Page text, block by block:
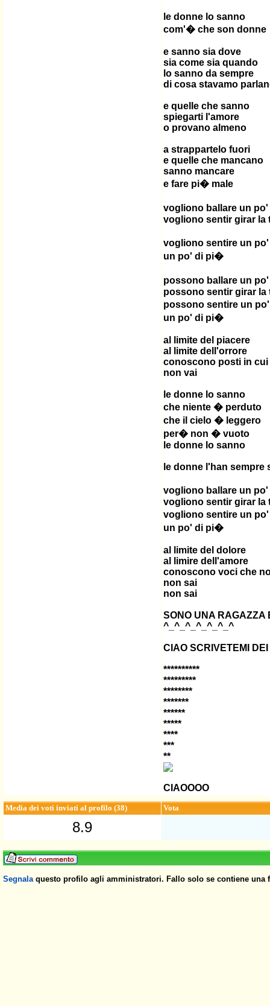
le donne lo sanno
com'� che son donne
e sanno sia dove
sia come sia quando
lo sanno da sempre
di cosa stavamo
e quelle che sanno
spiegarti l'amore
o provano almeno
a strappartelo fuori
e quelle che mancano
sanno mancare
e fare pi� male
vogliono ballare un
vogliono sentir girar la
vogliono sentire un
un po' di pi�
possono ballare un
possono sentir girar la
possono sentire un
un po' di pi�
al limite del piacere
al limite dell'orrore
conoscono posti in cui
non vai
le donne lo sanno
che niente � perduto
che il cielo � leggero
per� non � vuoto
le donne lo sanno
le donne l'han sempre
vogliono ballare un
vogliono sentir girar la
vogliono sentire un
un po' di pi�
al limite del dolore
al limire dell'amore
conoscono voci che
non sai
non sai
SONO UNA RAGAZZA
^_^_^_^_^_^_^
CIAO SCRIVETEMI
**********
*********
********
*******
******
*****
****
***
**
CIAOOOO
Media dei voti inviati al profilo (38) Vota
8.9
Segnalaquesto profilo agli amministratori. Fallo solo se contiene una